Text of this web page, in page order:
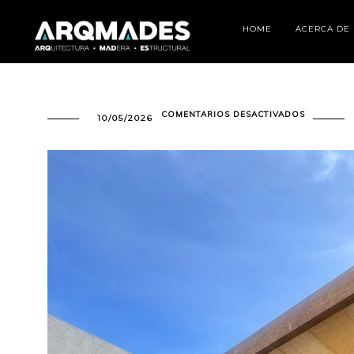
HOME ACERCA DE
10/05/2026 COMENTARIOS DESACTIVADOSEN